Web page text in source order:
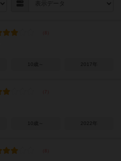
10歳～ 2017年
10歳～ 2022年